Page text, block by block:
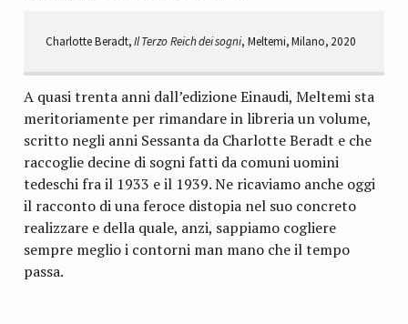
Charlotte Beradt,Il Terzo Reich dei sogni, Meltemi, Milano, 2020
A quasi trenta anni dall’edizione Einaudi, Meltemi sta
meritoriamente per rimandare in libreria un volume,
scritto negli anni Sessanta da Charlotte Beradt e che
raccoglie decine di sogni fatti da comuni uomini
tedeschi fra il 1933 e il 1939. Ne ricaviamo anche oggi
il racconto di una feroce distopia nel suo concreto
realizzare e della quale, anzi, sappiamo cogliere
sempre meglio i contorni man mano che il tempo
passa.